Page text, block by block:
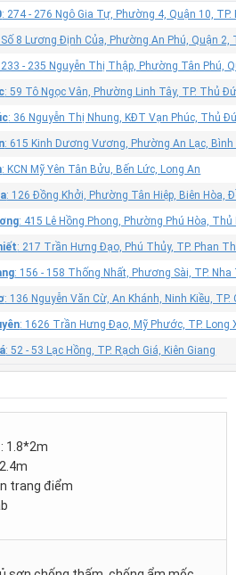
: 274 - 276 Ngô Gia Tự, Phường 4, Quận 10, TP.
Số 8 Lương Định Của, Phường An Phú, Quận 2,
233 - 235 Nguyễn Thị Thập, Phường Tân Phú,
: 59 Tô Ngọc Vân, Phường Linh Tây, TP. Thủ
: 36 Nguyễn Thị Nhung, KĐT Vạn Phúc, Thủ
: 615 Kinh Dương Vương, Phường An Lạc, Bình
: KCN Mỹ Yên Tân Bửu, Bến Lức, Long An
: 126 Đồng Khởi, Phường Tân Hiệp, Biên Hòa,
: 415 Lê Hồng Phong, Phường Phú Hòa,
: 217 Trần Hưng Đạo, Phú Thủy, TP. Phan
: 156 - 158 Thống Nhất, Phương Sài, TP.
: 136 Nguyễn Văn Cừ, An Khánh, Ninh Kiều,
: 1626 Trần Hưng Đạo, Mỹ Phước, TP. Long
: 52 - 53 Lạc Hồng, TP. Rạch Giá, Kiên Giang
1.8*2m
trang điểm